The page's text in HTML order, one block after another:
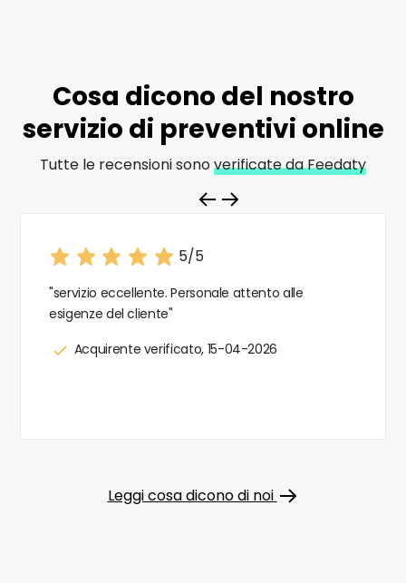
Cosa dicono del nostro
servizio di preventivi online
Tutte le recensioni sonoverificate da Feedaty
5/5
"servizio eccellente. Personale attento alle
esigenze del cliente"
Acquirente verificato, 15-04-2026
Leggi cosa dicono di noi